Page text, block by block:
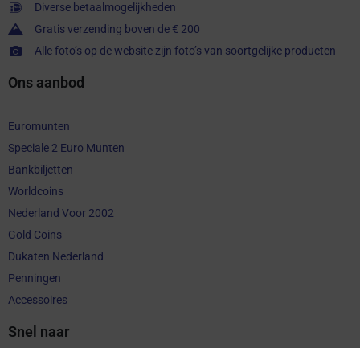
Diverse betaalmogelijkheden
Gratis verzending boven de € 200
Alle foto’s op de website zijn foto’s van soortgelijke producten
Ons aanbod
Euromunten
Speciale 2 Euro Munten
Bankbiljetten
Worldcoins
Nederland Voor 2002
Gold Coins
Dukaten Nederland
Penningen
Accessoires
Snel naar